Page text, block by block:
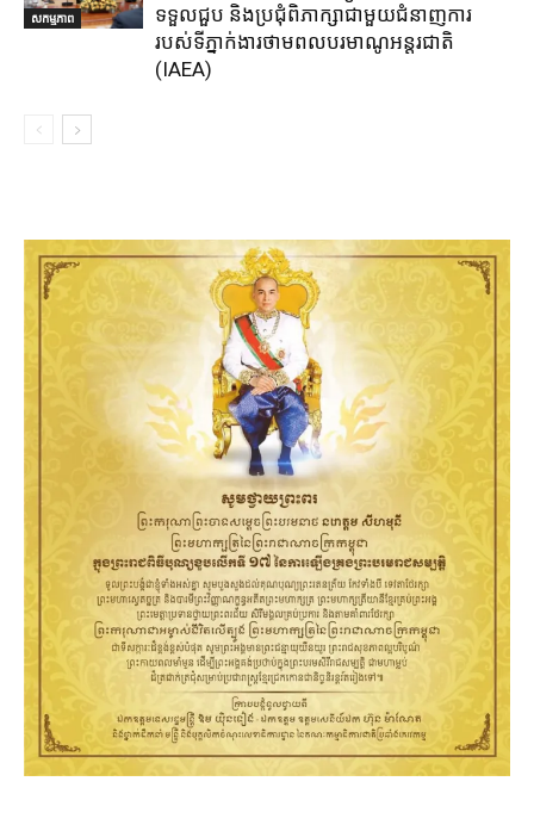
សកម្មភាព
ទទួលជួប និងប្រជុំពិភាក្សាជាមួយជំនាញការ
របស់ទីភ្នាក់ងារថាមពលបរមាណូអន្តរជាតិ
(IAEA)